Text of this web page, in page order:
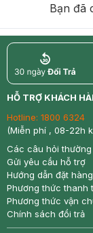
Bạn đã
return
HỖ TRỢ KHÁCH
Hotline: 1800 6324
(Miễn phí , 08-22h
Các câu hỏi thường
Gửi yêu cầu hỗ trợ
Hướng dẫn đặt hàng
Phương thức thanh
Phương thức vận
Chính sách đổi trả